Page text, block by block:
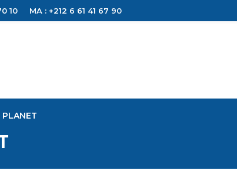
10 MA : +212 6 61 41 67 90
PLANET